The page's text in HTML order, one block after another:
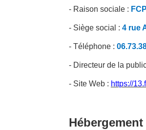
- Raison sociale :
- Siège social : 4 rue
- Téléphone :
- Directeur de la
- Site Web : https://